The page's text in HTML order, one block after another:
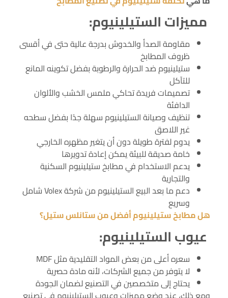
مميزات الستيلينيوم:
مقاومة الصدأ والخدوش بدرجة عالية حتى في أقسى
ظروف المطابخ
ستيلينيوم ضد الحرارة والرطوبة بفضل تكوينه المانع
للتآكل
تصميمات فريدة تحاكي ملمس الخشب والألوان
الدافئة
تنظيف وصيانة الستيلينيوم سهلة جدًا بفضل سطحه
غير اللاصق
يدوم لفترة طويلة دون أن يتغير مظهره الخارجي
خامة صديقة للبيئة يمكن إعادة تدويرها
يدعم الاستخدام في مطابخ ستيلينيوم السكنية
والتجارية
دعم ما بعد البيع الستيلينيوم من شركة Volex شامل
وسريع
هل مطابخ ستيلينيوم أفضل من ستانلس ستيل؟
عيوب الستيلينيوم:
سعره أعلى من بعض المواد التقليدية مثل MDF
لا يتوفر من جميع الشركات، لأنه مادة حصرية
يحتاج إلى متخصصين في التصنيع لضمان الجودة